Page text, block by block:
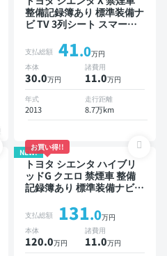
整備記録簿あり 標準装備ナ
ビ TV 3列シート スマート
り
支払総額 41.0万円
本体
30.0万円
諸費用
11.0万円
年式
2013
走行距離
8.7万km
NEW!
お買い得!!
トヨタ シエンタ ハイブリ
ッドG クエロ 禁煙車 整備
記録簿あり 標準装備ナビ
クモニター ドライブレコー
ダー 衝突軽減 両側電動ス
ライドドア
支払総額 131.0万円
本体
120.0万円
諸費用
11.0万円